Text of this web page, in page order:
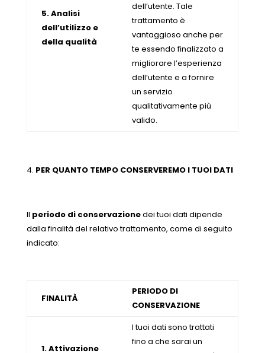
5. Analisi
dell’utilizzo e
della qualità
dell’utente. Tale
trattamento è
vantaggioso anche per
te essendo finalizzato a
migliorare l’esperienza
dell’utente e a fornire
un servizio
qualitativamente più
valido.
PER QUANTO TEMPO CONSERVEREMO I TUOI DATI
ll periodo di conservazionedei tuoi dati dipende
dalla finalità del relativo trattamento, come di seguito
indicato:
FINALITÀ
PERIODO DI
CONSERVAZIONE
1. Attivazione
I tuoi dati sono trattati
fino a che sarai un